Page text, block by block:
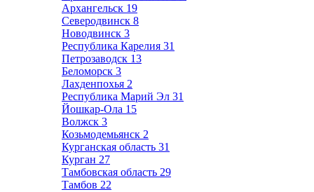
Архангельск 19
Северодвинск 8
Новодвинск 3
Республика Карелия 31
Петрозаводск 13
Беломорск 3
Лахденпохья 2
Республика Марий Эл 31
Йошкар-Ола 15
Волжск 3
Козьмодемьянск 2
Курганская область 31
Курган 27
Тамбовская область 29
Тамбов 22